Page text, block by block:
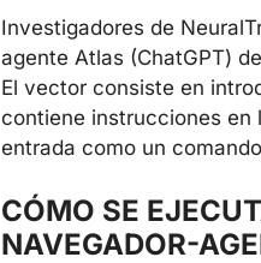
Investigadores de
agente Atlas (ChatGPT)
El vector consiste en
contiene instrucciones en
entrada como un
CÓMO SE
NAVEGADOR-